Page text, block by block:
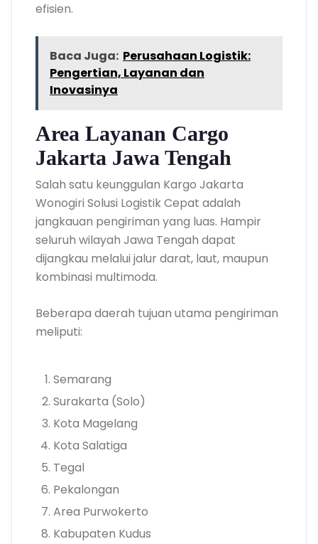
efisien.
Baca Juga: Perusahaan Logistik:
Pengertian, Layanan dan
Inovasinya
Area Layanan Cargo
Jakarta Jawa Tengah
Salah satu keunggulan Kargo Jakarta
Wonogiri Solusi Logistik Cepat adalah
jangkauan pengiriman yang luas. Hampir
seluruh wilayah Jawa Tengah dapat
dijangkau melalui jalur darat, laut, maupun
kombinasi multimoda.
Beberapa daerah tujuan utama pengiriman
meliputi:
Semarang
Surakarta (Solo)
Kota Magelang
Kota Salatiga
Tegal
Pekalongan
Area Purwokerto
Kabupaten Kudus